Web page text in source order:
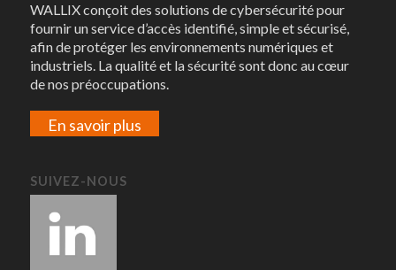
WALLIX conçoit des solutions de cybersécurité pour
fournir un service d’accès identifié, simple et sécurisé,
afin de protéger les environnements numériques et
industriels. La qualité et la sécurité sont donc au cœur
de nos préoccupations.
En savoir plus
SUIVEZ-NOUS